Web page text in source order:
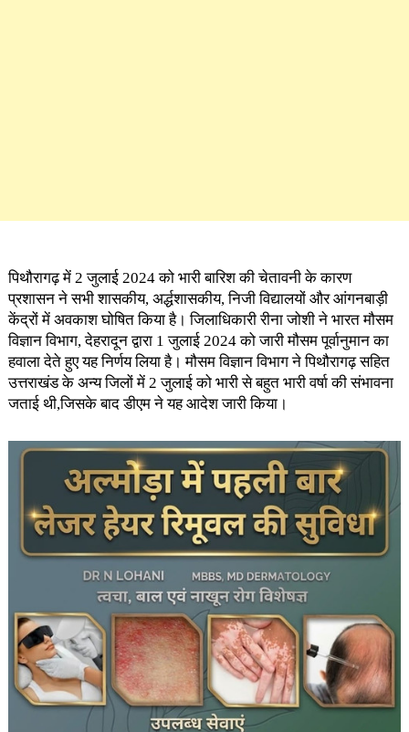
पिथौरागढ़ में 2 जुलाई 2024 को भारी बारिश की चेतावनी के कारण
प्रशासन ने सभी शासकीय, अर्द्धशासकीय, निजी विद्यालयों और आंगनबाड़ी
केंद्रों में अवकाश घोषित किया है। जिलाधिकारी रीना जोशी ने भारत मौसम
विज्ञान विभाग, देहरादून द्वारा 1 जुलाई 2024 को जारी मौसम पूर्वानुमान का
हवाला देते हुए यह निर्णय लिया है। मौसम विज्ञान विभाग ने पिथौरागढ़ सहित
उत्तराखंड के अन्य जिलों में 2 जुलाई को भारी से बहुत भारी वर्षा की संभावना
जताई थी,जिसके बाद डीएम ने यह आदेश जारी किया।